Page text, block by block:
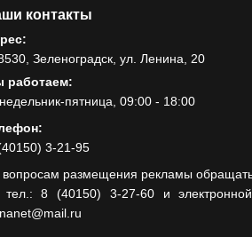
контакты
Зеленоградск, ул. Ленина, 20
работаем:
пятница, 09:00 - 18:00
3-21-95
размещения рекламы
тел.: 8 (40150) 3-27-60 и